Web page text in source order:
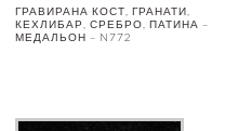
ГРАВИРАНА КОСТ, ГРАНАТИ,
КЕХЛИБАР, СРЕБРО, ПАТИНА –
МЕДАЛЬОН – N772